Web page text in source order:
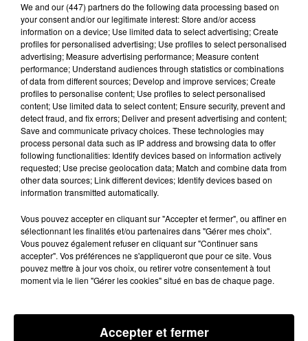
Lecture (4 min 9 sec)
100%
100% Radio les infos du grand Toulouse
3 juillet 2023 - 4 min 9 sec
LES INFOS DU GRAND TOULOUSE DU
03/07/2023 À 08H30
Podcasts infos du grand Toulouse
We and our (447) partnersdo the following data processing based on
your consent and/or our legitimate interest: Store and/or access
information on a device; Use limited data to select advertising; Create
profiles for personalised advertising; Use profiles to select personalised
advertising; Measure advertising performance; Measure content
performance; Understand audiences through statistics or combinations
of data from different sources; Develop and improve services; Create
profiles to personalise content; Use profiles to select personalised
content; Use limited data to select content; Ensure security, prevent and
detect fraud, and fix errors; Deliver and present advertising and content;
Save and communicate privacy choices. These technologies may
process personal data such as IP address and browsing data to offer
following functionalities: Identify devices based on information actively
requested; Use precise geolocation data; Match and combine data from
other data sources; Link different devices; Identify devices based on
information transmitted automatically.
Vous pouvez accepter en cliquant sur "Accepter et fermer", ou affiner en
sélectionnant les finalités et/ou partenaires dans "Gérer mes choix".
Vous pouvez également refuser en cliquant sur "Continuer sans
accepter". Vos préférences ne s'appliqueront que pour ce site. Vous
pouvez mettre à jour vos choix, ou retirer votre consentement à tout
moment via le lien "Gérer les cookies" situé en bas de chaque page.
Accepter et fermer